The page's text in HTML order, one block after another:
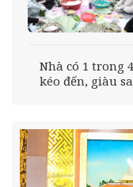
Nhà có 1 trong
kéo đến, giàu